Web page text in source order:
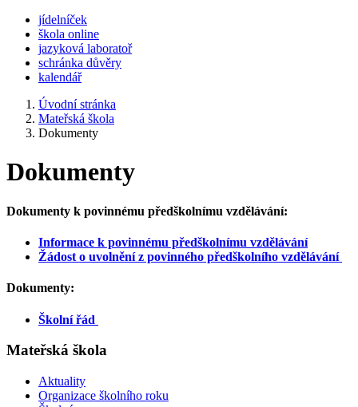
jídelníček
škola online
jazyková laboratoř
schránka důvěry
kalendář
Úvodní stránka
Mateřská škola
Dokumenty
Dokumenty
Dokumenty k povinnému předškolnímu vzdělávání:
Informace k povinnému předškolnímu vzdělávání
Žádost o uvolnění z povinného předškolního vzdělávání
Dokumenty:
Školní řád
Mateřská škola
Aktuality
Organizace školního roku